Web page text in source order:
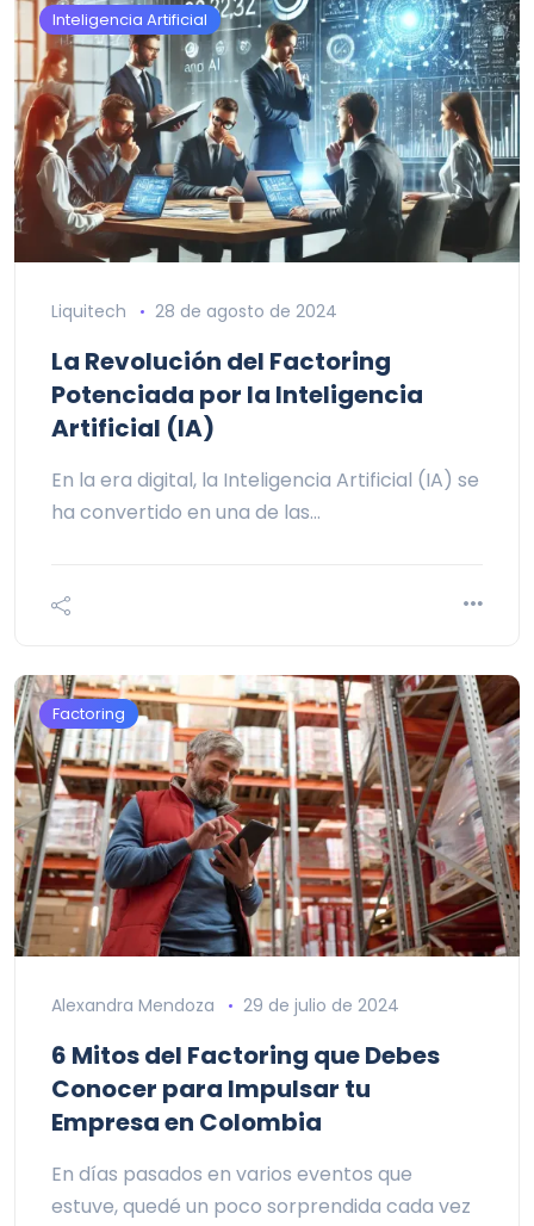
Inteligencia Artificial
Liquitech 28 de agosto de 2024
La Revolución del Factoring
Potenciada por la Inteligencia
Artificial (IA)
En la era digital, la Inteligencia Artificial (IA) se
ha convertido en una de las…
Factoring
Alexandra Mendoza 29 de julio de 2024
6 Mitos del Factoring que Debes
Conocer para Impulsar tu
Empresa en Colombia
En días pasados en varios eventos que
estuve, quedé un poco sorprendida cada vez